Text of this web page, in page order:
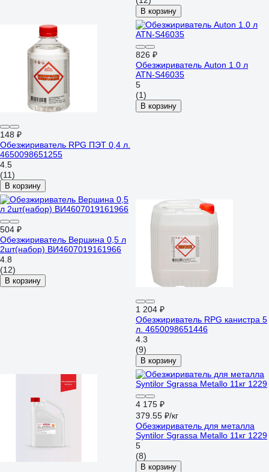
В корзину
148 ₽
Обезжириватель RPG ПЭТ 0,4 л.
4650098651255
4.5
(11)
В корзину
826 ₽
Обезжириватель Auton 1.0 л
ATN-S46035
5
(1)
В корзину
504 ₽
Обезжириватель Вершина 0,5 л
2шт(набор) ВИ4607019161966
4.8
(12)
В корзину
1 204 ₽
Обезжириватель RPG канистра 5
л. 4650098651446
4.3
(9)
В корзину
4 175 ₽
379.55 ₽/кг
Обезжириватель для металла
Syntilor Sgrassa Metallo 11кг 1229
5
(8)
В корзину